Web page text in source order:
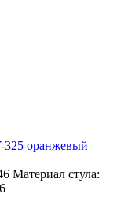
325 оранжевый
Материал стула: